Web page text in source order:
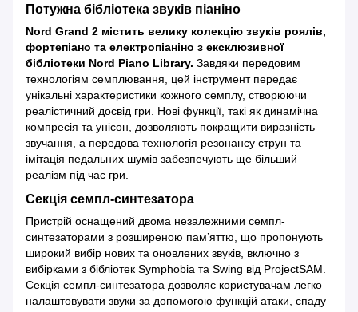
Потужна бібліотека звуків піаніно
Nord Grand 2 містить велику колекцію звуків роялів,
фортепіано та електропіаніно з ексклюзивної
бібліотеки Nord Piano Library. Завдяки передовим
технологіям семплювання, цей інструмент передає
унікальні характеристики кожного семплу, створюючи
реалістичний досвід гри. Нові функції, такі як динамічна
компресія та унісон, дозволяють покращити виразність
звучання, а передова технологія резонансу струн та
імітація педальних шумів забезпечують ще більший
реалізм під час гри.
Секція семпл-синтезатора
Пристрій оснащений двома незалежними семпл-
синтезаторами з розширеною пам’яттю, що пропонують
широкий вибір нових та оновлених звуків, включно з
вибірками з бібліотек Symphobia та Swing від ProjectSAM.
Секція семпл-синтезатора дозволяє користувачам легко
налаштовувати звуки за допомогою функцій атаки, спаду